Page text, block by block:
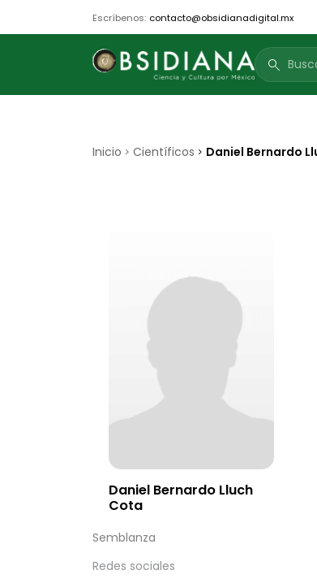
Escríbenos: contacto@obsidianadigital.mx
search
Inicio Científicos Daniel Bernardo
Daniel Bernardo Lluch
Cota
Semblanza
Redes sociales